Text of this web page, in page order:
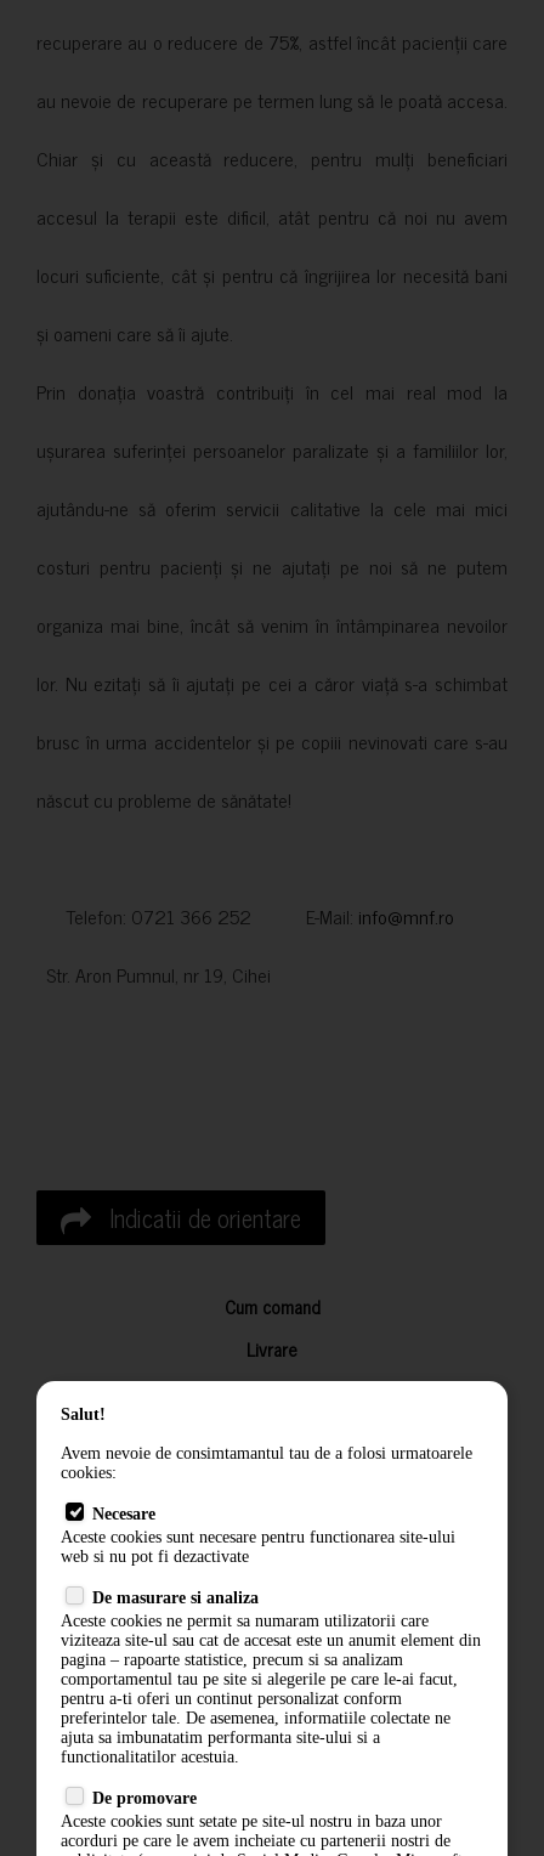
recuperare au o reducere de 75%, astfel încât pacienții care
au nevoie de recuperare pe termen lung să le poată accesa.
Chiar și cu această reducere, pentru mulți beneficiari
accesul la terapii este dificil, atât pentru că noi nu avem
locuri suficiente, cât și pentru că îngrijirea lor necesită bani
și oameni care să îi ajute.
Prin donația voastră contribuiți în cel mai real mod la
ușurarea suferinței persoanelor paralizate și a familiilor lor,
ajutându-ne să oferim servicii calitative la cele mai mici
costuri pentru pacienți și ne ajutați pe noi să ne putem
organiza mai bine, încât să venim în întâmpinarea nevoilor
lor. Nu ezitați să îi ajutați pe cei a căror viață s-a schimbat
brusc în urma accidentelor și pe copiii nevinovati care s-au
născut cu probleme de sănătate!
Telefon: 0721 366 252 E-Mail: info@mnf.ro
Str. Aron Pumnul, nr 19, Cihei
Indicatii de orientare
Cum comand
Livrare
Returnarea produselor
Termeni si conditii
Politica de confidentialitate
ANPC
ABONARE LA NEWSLETTER
Salut!
Avem nevoie de consimtamantul tau de a folosi urmatoarele
cookies:
Necesare
Aceste cookies sunt necesare pentru functionarea site-ului
web si nu pot fi dezactivate
De masurare si analiza
Aceste cookies ne permit sa numaram utilizatorii care
viziteaza site-ul sau cat de accesat este un anumit element din
pagina – rapoarte statistice, precum si sa analizam
comportamentul tau pe site si alegerile pe care le-ai facut,
pentru a-ti oferi un continut personalizat conform
preferintelor tale. De asemenea, informatiile colectate ne
ajuta sa imbunatatim performanta site-ului si a
functionalitatilor acestuia.
De promovare
Aceste cookies sunt setate pe site-ul nostru in baza unor
acorduri pe care le avem incheiate cu partenerii nostri de